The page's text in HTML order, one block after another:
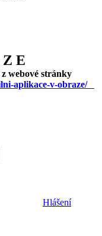
E
webové stránky
aplikace-v-obraze/
Hlášení